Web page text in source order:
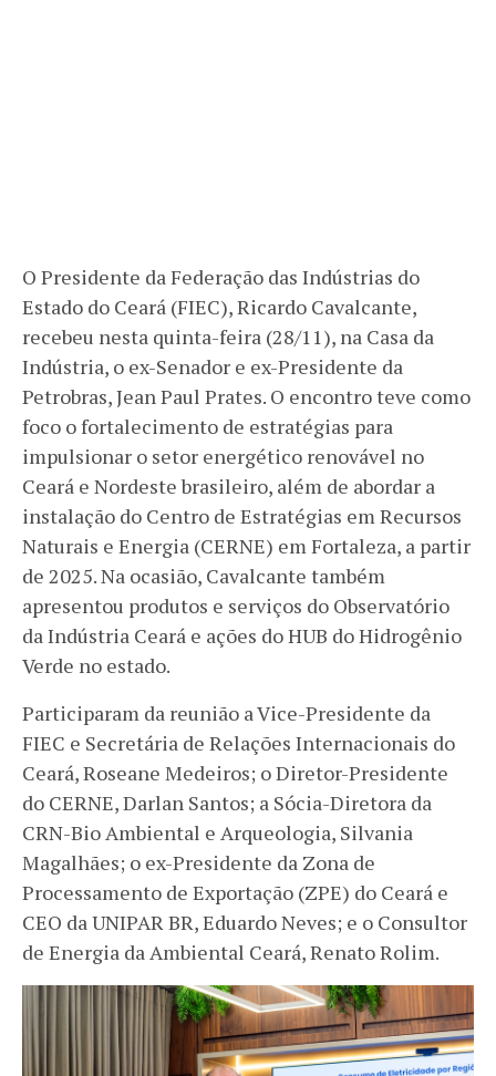
O Presidente da Federação das Indústrias do
Estado do Ceará (FIEC), Ricardo Cavalcante,
recebeu nesta quinta-feira (28/11), na Casa da
Indústria, o ex-Senador e ex-Presidente da
Petrobras, Jean Paul Prates. O encontro teve como
foco o fortalecimento de estratégias para
impulsionar o setor energético renovável no
Ceará e Nordeste brasileiro, além de abordar a
instalação do Centro de Estratégias em Recursos
Naturais e Energia (CERNE) em Fortaleza, a partir
de 2025. Na ocasião, Cavalcante também
apresentou produtos e serviços do Observatório
da Indústria Ceará e ações do HUB do Hidrogênio
Verde no estado.
Participaram da reunião a Vice-Presidente da
FIEC e Secretária de Relações Internacionais do
Ceará, Roseane Medeiros; o Diretor-Presidente
do CERNE, Darlan Santos; a Sócia-Diretora da
CRN-Bio Ambiental e Arqueologia, Silvania
Magalhães; o ex-Presidente da Zona de
Processamento de Exportação (ZPE) do Ceará e
CEO da UNIPAR BR, Eduardo Neves; e o Consultor
de Energia da Ambiental Ceará, Renato Rolim.